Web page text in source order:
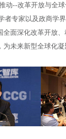
动--改革开放与全
者专家以及政商学
全面深化改革开放
未来新型全球化凝